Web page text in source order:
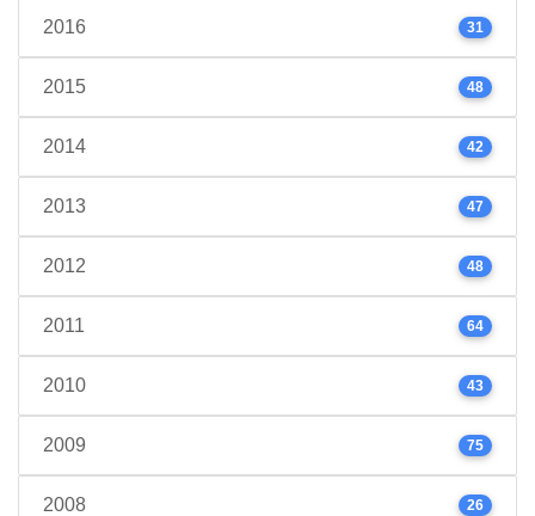
2016 31
2015 48
2014 42
2013 47
2012 48
2011 64
2010 43
2009 75
2008 26